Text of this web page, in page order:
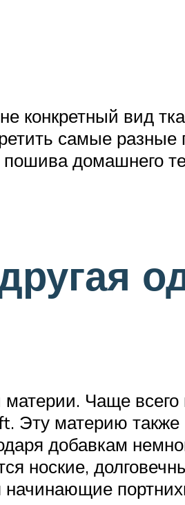
конкретный вид
самые
домашнего
Чаще
Эту материю
добавкам
ноские,